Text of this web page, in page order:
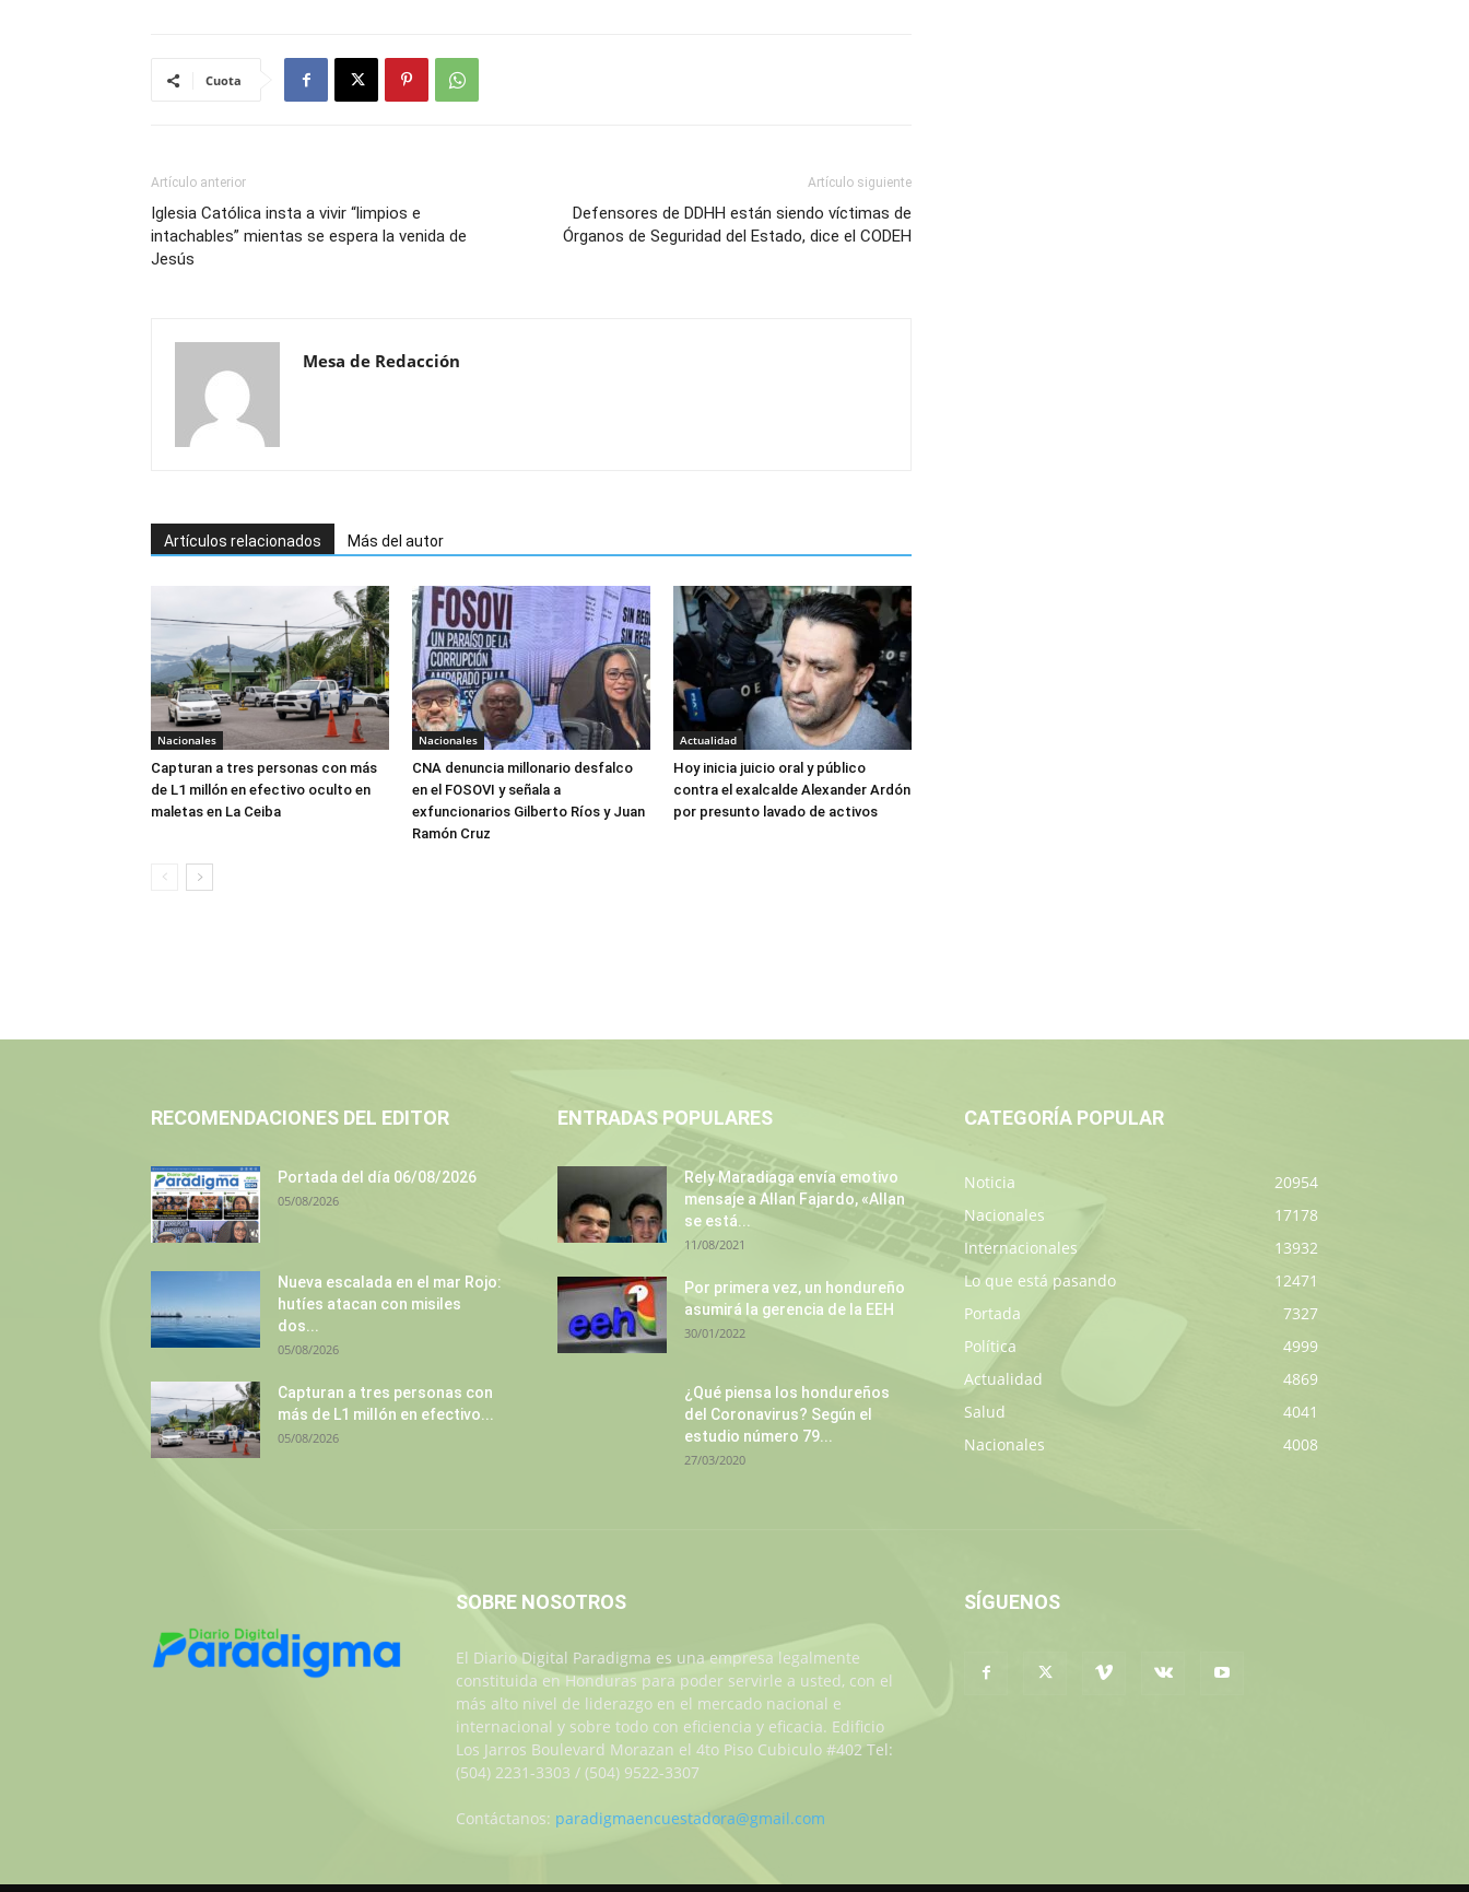
Cuota
Artículo anterior
Iglesia Católica insta a vivir “limpios e
intachables” mientas se espera la venida de
Jesús
Artículo siguiente
Defensores de DDHH están siendo víctimas de
Órganos de Seguridad del Estado, dice el CODEH
Mesa de Redacción
Artículos relacionados Más del autor
Nacionales
Capturan a tres personas con más
de L1 millón en efectivo oculto en
maletas en La Ceiba
Nacionales
CNA denuncia millonario desfalco
en el FOSOVI y señala a
exfuncionarios Gilberto Ríos y Juan
Ramón Cruz
Actualidad
Hoy inicia juicio oral y público
contra el exalcalde Alexander Ardón
por presunto lavado de activos
RECOMENDACIONES DEL EDITOR
Portada del día 06/08/2026
05/08/2026
Nueva escalada en el mar Rojo:
hutíes atacan con misiles
dos...
05/08/2026
Capturan a tres personas con
más de L1 millón en efectivo...
05/08/2026
ENTRADAS POPULARES
Rely Maradiaga envía emotivo
mensaje a Allan Fajardo, «Allan
se está...
11/08/2021
Por primera vez, un hondureño
asumirá la gerencia de la EEH
30/01/2022
¿Qué piensa los hondureños
del Coronavirus? Según el
estudio número 79...
27/03/2020
CATEGORÍA POPULAR
Noticia
20954
Nacionales
17178
Internacionales
13932
Lo que está pasando
12471
Portada
7327
Política
4999
Actualidad
4869
Salud
4041
Nacionales
4008
SOBRE NOSOTROS
El Diario Digital Paradigma es una empresa legalmente
constituida en Honduras para poder servirle a usted, con el
más alto nivel de liderazgo en el mercado nacional e
internacional y sobre todo con eficiencia y eficacia. Edificio
Los Jarros Boulevard Morazan el 4to Piso Cubiculo #402 Tel:
(504) 2231-3303 / (504) 9522-3307
Contáctanos: paradigmaencuestadora@gmail.com
SÍGUENOS